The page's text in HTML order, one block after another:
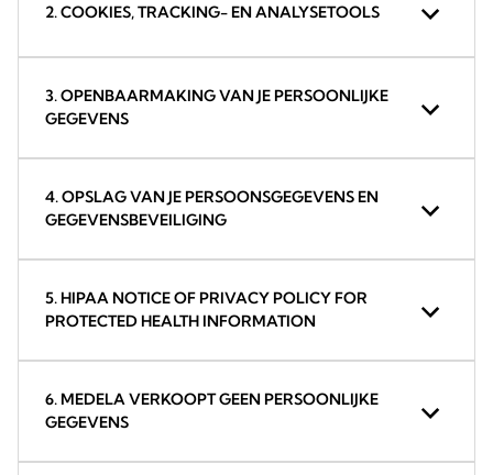
2. COOKIES, TRACKING- EN ANALYSETOOLS
3. OPENBAARMAKING VAN JE PERSOONLIJKE
GEGEVENS
4. OPSLAG VAN JE PERSOONSGEGEVENS EN
GEGEVENSBEVEILIGING
5. HIPAA NOTICE OF PRIVACY POLICY FOR
PROTECTED HEALTH INFORMATION
6. MEDELA VERKOOPT GEEN PERSOONLIJKE
GEGEVENS